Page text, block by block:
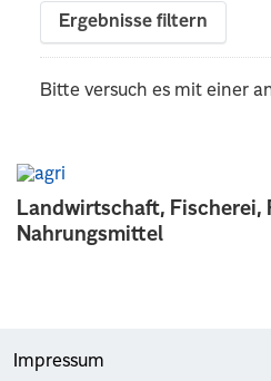
Landwirtschaft, Fischerei,
Nahrungsmittel
Ergebnisse filtern
Bitte versuch es mit einer
Impressum